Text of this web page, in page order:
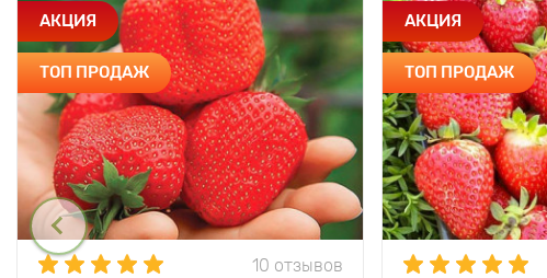
АКЦИЯ
ТОП ПРОДАЖ
10 отзывов
АКЦИЯ
ТОП ПРОДАЖ